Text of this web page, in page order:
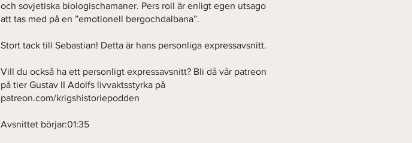
och sovjetiska biologischamaner. Pers roll är enligt egen utsago
att tas med på en ”emotionell bergochdalbana”.
Stort tack till Sebastian! Detta är hans personliga expressavsnitt.
Vill du också ha ett personligt expressavsnitt? Bli då vår patreon
på tier Gustav II Adolfs livvaktsstyrka på
patreon.com/krigshistoriepodden
Avsnittet börjar:01:35